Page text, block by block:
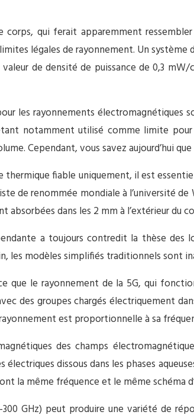
qui ferait apparemment
légales de rayonnement. Un
valeur de densité de puissance de 0,3
les rayonnements
notamment utilisé comme limite
Cependant, vous savez aujourd’hui
fiable uniquement, il est
de renommée mondiale à l’université
dans les 2 mm à l’extérieur du
a toujours contredit la thèse des
les modèles simplifiés traditionnels sont
que le rayonnement de la 5G, qui
des groupes chargés électriquement
est proportionnelle à sa
des champs
dissous dans les phases
la même fréquence et le même schéma
GHz) peut produire une variété de